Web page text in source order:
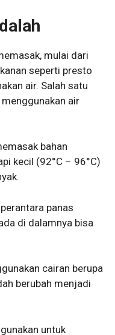
mulai dari
seperti presto
air. Salah satu
air
bahan
kecil (92°C – 96°C)
panas
di dalamnya bisa
cairan berupa
berubah menjadi
untuk